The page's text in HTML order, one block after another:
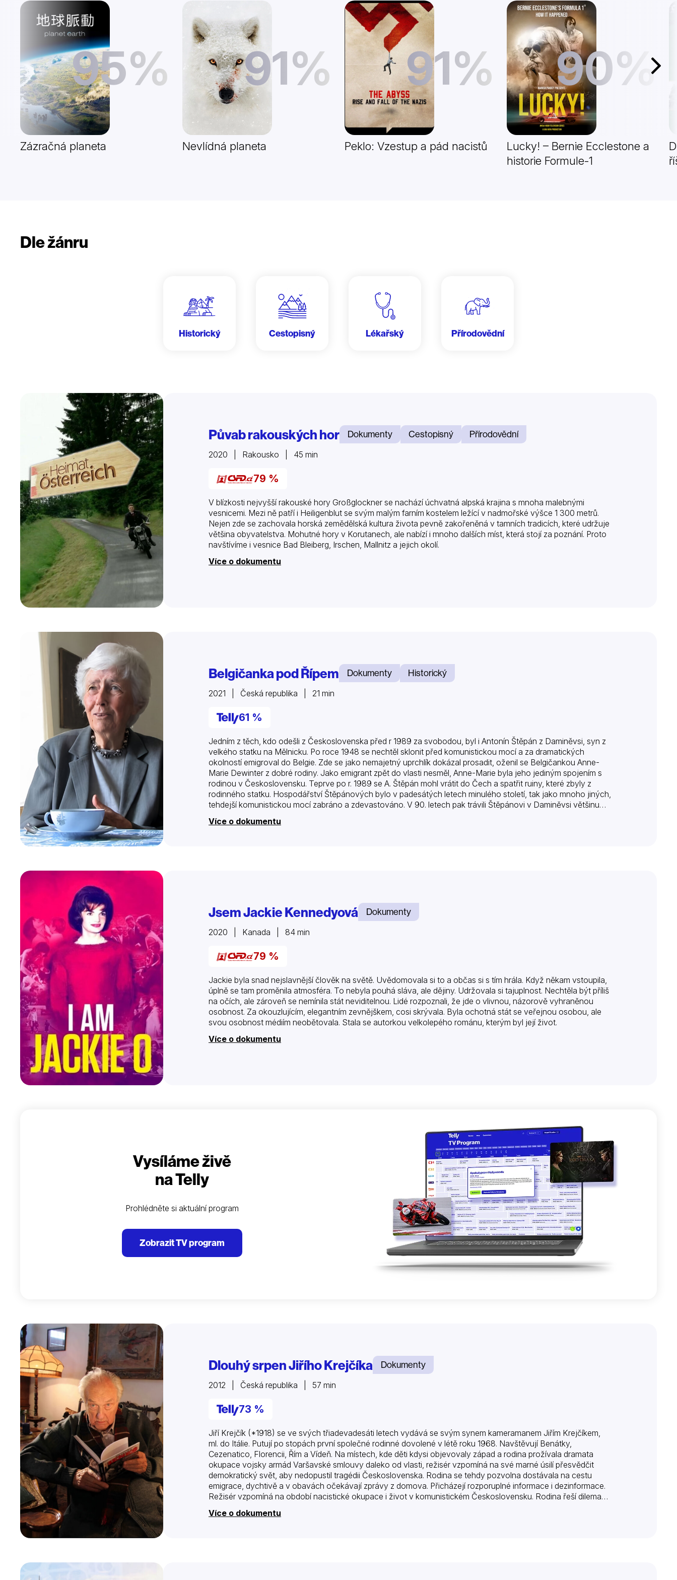
Další
95%
Zázračná planeta
91%
Nevlídná planeta
91%
Peklo: Vzestup a pád nacistů
90%
Lucky! – Bernie Ecclestone a
historie Formule-1
Dle žánru
Historický Cestopisný Lékařský Přírodovědní
Půvab rakouských hor Dokumenty Cestopisný Přírodovědní
2020 | Rakousko | 45 min
79 %
V blízkosti nejvyšší rakouské hory Großglockner se nachází úchvatná alpská krajina s mnoha malebnými
vesnicemi. Mezi ně patří i Heiligenblut se svým malým farním kostelem ležící v nadmořské výšce 1 300 metrů.
Nejen zde se zachovala horská zemědělská kultura života pevně zakořeněná v tamních tradicích, které udržuje
většina obyvatelstva. Mohutné hory v Korutanech, ale nabízí i mnoho dalších míst, která stojí za poznání. Proto
navštívíme i vesnice Bad Bleiberg, Irschen, Mallnitz a jejich okolí.
Více o dokumentu
Belgičanka pod Řípem Dokumenty Historický
2021 | Česká republika | 21 min
61 %
Jedním z těch, kdo odešli z Československa před r 1989 za svobodou, byl i Antonín Štěpán z Daminěvsi, syn z
velkého statku na Mělnicku. Po roce 1948 se nechtěl sklonit před komunistickou mocí a za dramatických
okolností emigroval do Belgie. Zde se jako nemajetný uprchlík dokázal prosadit, oženil se Belgičankou Anne-
Marie Dewinter z dobré rodiny. Jako emigrant zpět do vlasti nesměl, Anne-Marie byla jeho jediným spojením s
rodinou v Československu. Teprve po r. 1989 se A. Štěpán mohl vrátit do Čech a spatřit ruiny, které zbyly z
rodinného statku. Hospodářství Štěpánových bylo v padesátých letech minulého století, tak jako mnoho jiných,
tehdejší komunistickou mocí zabráno a zdevastováno. V 90. letech pak trávili Štěpánovi v Daminěvsi většinu
Více o dokumentu
Jsem Jackie Kennedyová Dokumenty
2020 | Kanada | 84 min
79 %
Jackie byla snad nejslavnější člověk na světě. Uvědomovala si to a občas si s tím hrála. Když někam vstoupila,
úplně se tam proměnila atmosféra. To nebyla pouhá sláva, ale dějiny. Udržovala si tajuplnost. Nechtěla být příliš
na očích, ale zároveň se nemínila stát neviditelnou. Lidé rozpoznali, že jde o vlivnou, názorově vyhraněnou
osobnost. Za okouzlujícím, elegantním zevnějškem, cosi skrývala. Byla ochotná stát se veřejnou osobou, ale
svou osobnost médiím neobětovala. Stala se autorkou velkolepého románu, kterým byl její život.
Více o dokumentu
Vysíláme živě
na Telly
Prohlédněte si aktuální program
Zobrazit TV program
Dlouhý srpen Jiřího Krejčíka Dokumenty
2012 | Česká republika | 57 min
73 %
Jiří Krejčík (*1918) se ve svých třiadevadesáti letech vydává se svým synem kameramanem Jiřím Krejčíkem,
ml. do Itálie. Putují po stopách první společné rodinné dovolené v létě roku 1968. Navštěvují Benátky,
Cezenatico, Florencii, Řím a Vídeň. Na místech, kde děti kdysi objevovaly západ a rodina prožívala dramata
okupace vojsky armád Varšavské smlouvy daleko od vlasti, režisér vzpomíná na své marné úsilí přesvědčit
demokratický svět, aby nedopustil tragédii Československa. Rodina se tehdy pozvolna dostávala na cestu
emigrace, dychtivě a v obavách očekávají zprávy z domova. Přicházejí rozporuplné informace i dezinformace.
Režisér vzpomíná na období nacistické okupace i život v komunistickém Československu. Rodina řeší dilema
Více o dokumentu